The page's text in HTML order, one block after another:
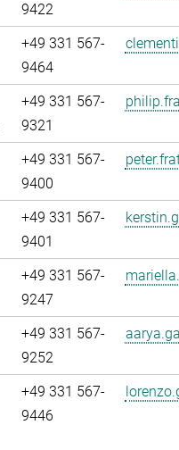
9422
+49 331 567-
9464
+49 331 567-
9321
+49 331 567-
9400
+49 331 567-
9401
+49 331 567-
9247
+49 331 567-
9252
+49 331 567-
9446